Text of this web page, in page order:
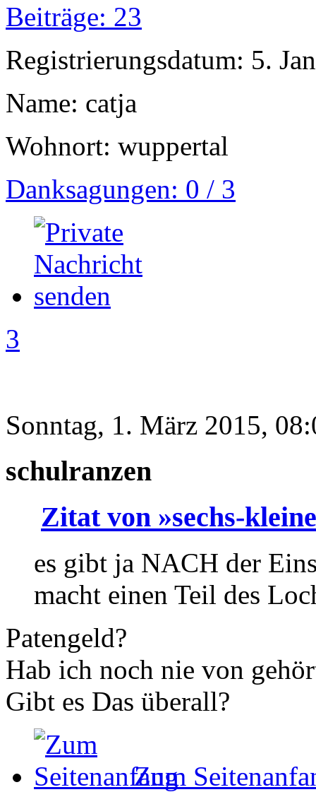
Beiträge: 23
Registrierungsdatum: 5.
Name: catja
Wohnort: wuppertal
Danksagungen: 0 / 3
3
Sonntag, 1. März 2015,
schulranzen
Zitat von »sechs-
es gibt ja NACH der
macht einen Teil des
Patengeld?
Hab ich noch nie von
Gibt es Das überall?
Zum